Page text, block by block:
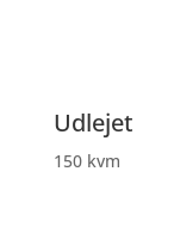
Udlejet
150 kvm